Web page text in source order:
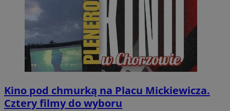
Kino pod chmurką na Placu Mickiewicza.
Cztery filmy do wyboru